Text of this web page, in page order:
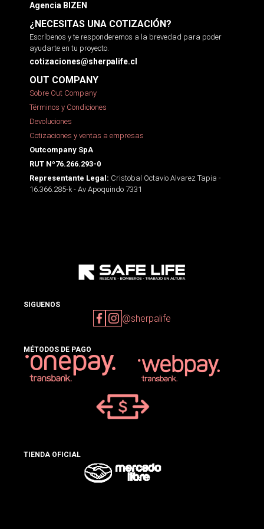
Agencia BIZEN
¿NECESITAS UNA COTIZACIÓN?
Escríbenos y te responderemos a la brevedad para poder
ayudarte en tu proyecto.
cotizaciones@sherpalife.cl
OUT COMPANY
Sobre Out Company
Términos y Condiciones
Devoluciones
Cotizaciones y ventas a empresas
Outcompany SpA
RUT Nº76.266.293-0
Representante Legal: Cristobal Octavio Alvarez Tapia -
16.366.285-k - Av Apoquindo 7331
SIGUENOS
@sherpalife
MÉTODOS DE PAGO
TIENDA OFICIAL